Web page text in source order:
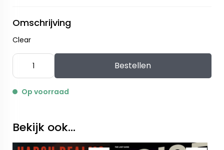
Omschrijving
Clear
Bestellen
Op voorraad
Bekijk ook...